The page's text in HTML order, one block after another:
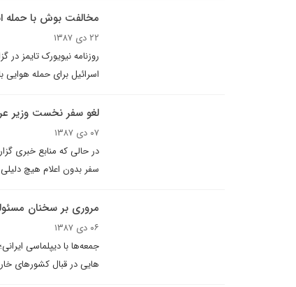
مخالفت بوش با حمله
۲۲ دی ۱۳۸۷
اسرائیل برای حمله هوایی
لغو سفر نخست وزیر
۰۷ دی ۱۳۸۷
سفر بدون اعلام هیچ
مروری بر سخنان
۰۶ دی ۱۳۸۷
جمعه‌ها با ديپلماسى
هایی در قبال کشورهای